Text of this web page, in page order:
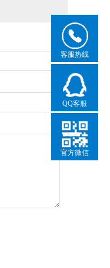
客服热线
QQ客服
官方微信